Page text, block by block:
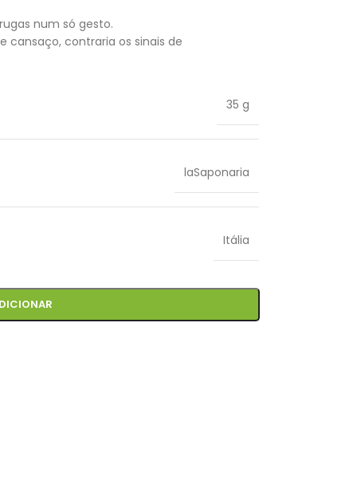
num só gesto.
cansaço, contraria os sinais de
35 g
laSaponaria
Itália